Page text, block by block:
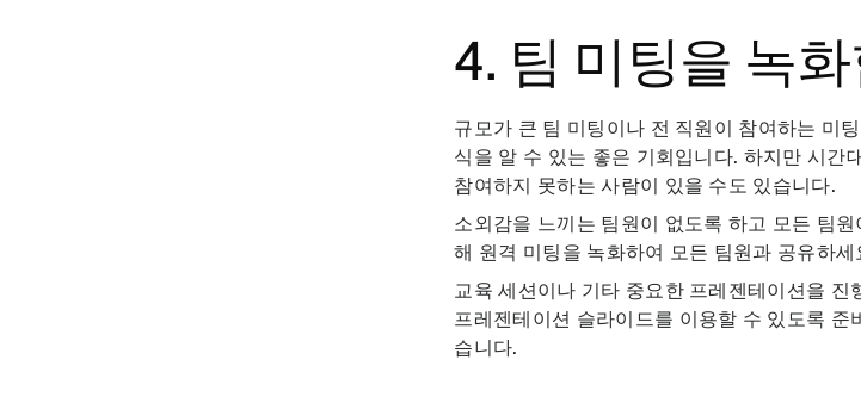
4. 팀 미팅을 녹
규모가 큰 팀 미팅이나 전 직원이 참여하는 미
식을 알 수 있는 좋은 기회입니다. 하지만 시간
참여하지 못하는 사람이 있을 수도 있습니다.
소외감을 느끼는 팀원이 없도록 하고 모든 팀
해 원격 미팅을 녹화하여 모든 팀원과 공유하세
교육 세션이나 기타 중요한 프레젠테이션을
프레젠테이션 슬라이드를 이용할 수 있도록
습니다.